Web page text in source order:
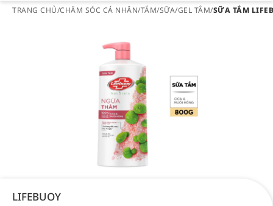
TRANG CHỦ/CHĂM SÓC CÁ NHÂN/TẮM/SỮA/GEL TẮM/SỮA TẮM
LIFEBUOY